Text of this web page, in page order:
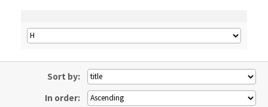
Sort by:
In order: